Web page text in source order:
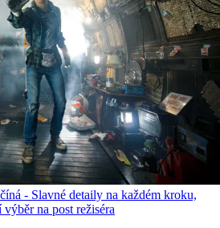
- Slavné detaily na každém kroku,
na post režiséra